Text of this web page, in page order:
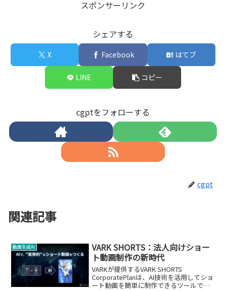
スポンサーリンク
シェアする
X Facebook はてブ
LINE コピー
cgptをフォローする
cgpt
関連記事
動画生成AI
VARK SHORTS：法人向けショー
ト動画制作の新時代
VARKが提供するVARK SHORTS
CorporatePlanは、AI技術を活用してショ
ート動画を簡単に制作できるツールで